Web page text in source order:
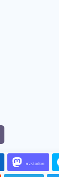
mastodon